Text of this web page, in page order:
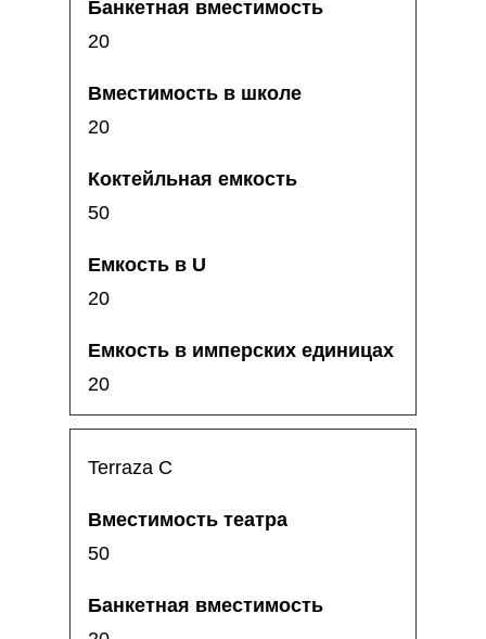
20
20
50
20
20
Terraza C
50